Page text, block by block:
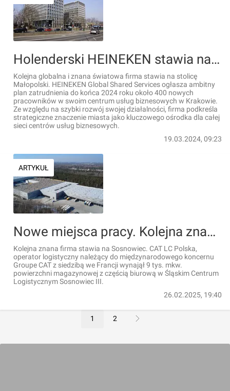
Holenderski HEINEKEN stawia na Kraków! Powstaną nowe miejsca pracy
Kolejna globalna i znana światowa firma stawia na stolicę
Małopolski. HEINEKEN Global Shared Services ogłasza ambitny
plan zatrudnienia do końca 2024 roku około 400 nowych
pracowników w swoim centrum usług biznesowych w Krakowie.
Ze względu na szybki rozwój swojej działalności, firma podkreśla
strategiczne znaczenie miasta jako kluczowego ośrodka dla całej
sieci centrów usług biznesowych.
19.03.2024, 09:23
ARTYKUŁ
Nowe miejsca pracy. Kolejna znana firma stawia na Sosnowiec
Kolejna znana firma stawia na Sosnowiec. CAT LC Polska,
operator logistyczny należący do międzynarodowego koncernu
Groupe CAT z siedzibą we Francji wynajął 9 tys. mkw.
powierzchni magazynowej z częścią biurową w Śląskim Centrum
Logistycznym Sosnowiec III.
26.02.2025, 19:40
1 2